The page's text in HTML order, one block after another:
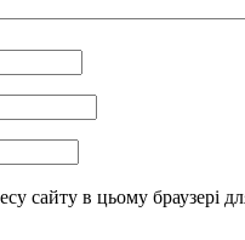
сайту в цьому браузері